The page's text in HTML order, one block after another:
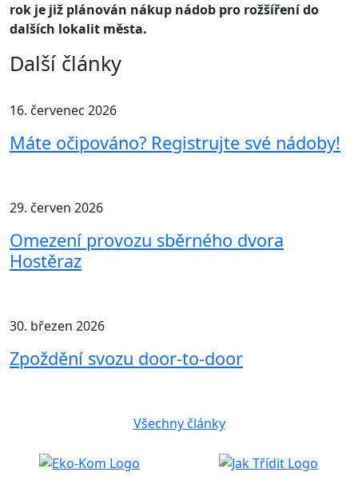
rok je již plánován nákup nádob pro rožšíření do
dalších lokalit města.
Další články
16. červenec 2026
Máte očipováno? Registrujte své nádoby!
29. červen 2026
Omezení provozu sběrného dvora
Hostěraz
30. březen 2026
Zpoždění svozu door-to-door
Všechny články